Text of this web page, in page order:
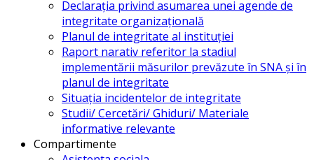
Declarația privind asumarea unei agende de
integritate organizațională
Planul de integritate al instituției
Raport narativ referitor la stadiul
implementării măsurilor prevăzute în SNA și în
planul de integritate
Situația incidentelor de integritate
Studii/ Cercetări/ Ghiduri/ Materiale
informative relevante
Compartimente